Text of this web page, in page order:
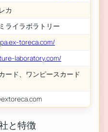
カ
ライラボラトリー
toreca.com/
laboratory.com/
ード、ワンピースカード
と特徴